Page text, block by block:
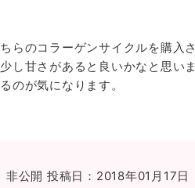
らのコラーゲンサイクルを購入さ
し甘さがあると良いかなと思いま
のが気になります。
非公開 投稿日：2018年01月17日